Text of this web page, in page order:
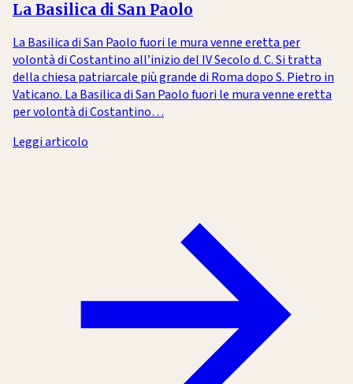
La Basilica di San Paolo
La Basilica di San Paolo fuori le mura venne eretta per
volontà di Costantino all’inizio del IV Secolo d. C. Si tratta
della chiesa patriarcale più grande di Roma dopo S. Pietro in
Vaticano. La Basilica di San Paolo fuori le mura venne eretta
per volontà di Costantino…
Leggi articolo